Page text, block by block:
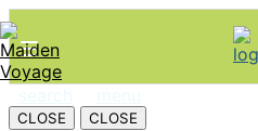
CLOSE CLOSE